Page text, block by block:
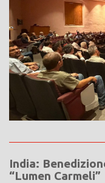
India:
“Lumen Carmeli”